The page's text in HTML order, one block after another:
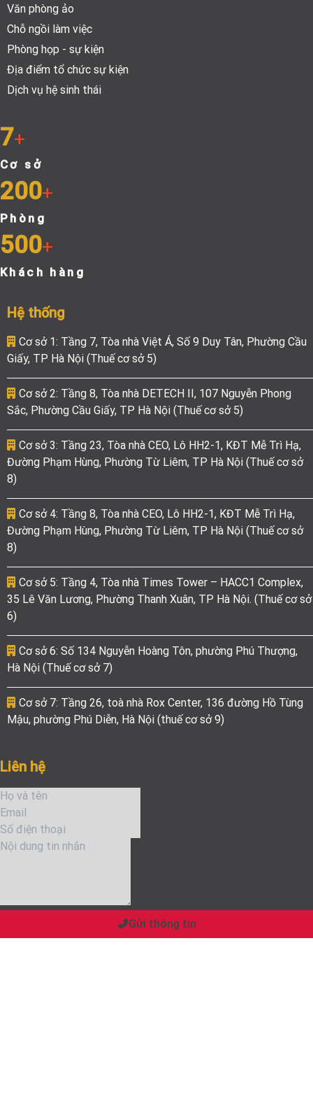
Văn phòng ảo
Chỗ ngồi làm việc
Phòng họp - sự kiện
Địa điểm tổ chức sự kiện
Dịch vụ hệ sinh thái
7+
Cơ sở
200+
Phòng
500+
Khách hàng
Hệ thống
Cơ sở 1: Tầng 7, Tòa nhà Việt Á, Số 9 Duy Tân, Phường Cầu
Giấy, TP Hà Nội (Thuế cơ sở 5)
Cơ sở 2: Tầng 8, Tòa nhà DETECH II, 107 Nguyễn Phong
Sắc, Phường Cầu Giấy, TP Hà Nội (Thuế cơ sở 5)
Cơ sở 3: Tầng 23, Tòa nhà CEO, Lô HH2-1, KĐT Mễ Trì Hạ,
Đường Phạm Hùng, Phường Từ Liêm, TP Hà Nội (Thuế cơ sở
8)
Cơ sở 4: Tầng 8, Tòa nhà CEO, Lô HH2-1, KĐT Mễ Trì Hạ,
Đường Phạm Hùng, Phường Từ Liêm, TP Hà Nội (Thuế cơ sở
8)
Cơ sở 5: Tầng 4, Tòa nhà Times Tower – HACC1 Complex,
35 Lê Văn Lương, Phường Thanh Xuân, TP Hà Nội. (Thuế cơ sở
6)
Cơ sở 6: Số 134 Nguyễn Hoàng Tôn, phường Phú Thượng,
Hà Nội (Thuế cơ sở 7)
Cơ sở 7: Tầng 26, toà nhà Rox Center, 136 đường Hồ Tùng
Mậu, phường Phú Diễn, Hà Nội (thuế cơ sở 9)
Liên hệ
Gửi thông tin